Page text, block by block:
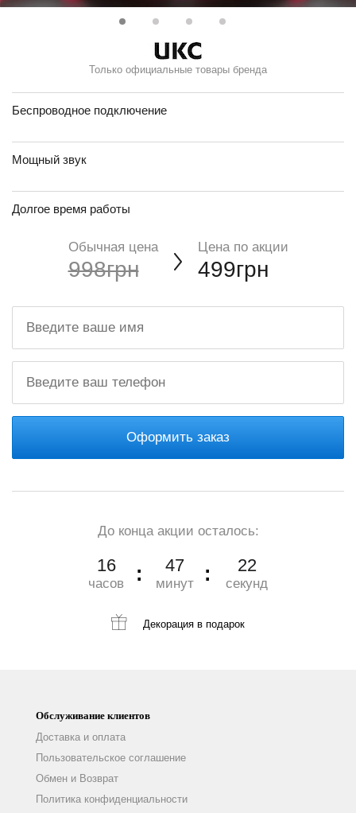
Только официальные товары бренда
Беспроводное подключение
Мощный звук
Долгое время работы
Обычная цена
998грн
Цена по акции
499грн
Оформить заказ
До конца акции осталось:
16
часов
47
минут
21
секунд
Декорация в подарок
Обслуживание клиентов
Доставка и оплата
Пользовательское соглашение
Обмен и Возврат
Политика конфиденциальности